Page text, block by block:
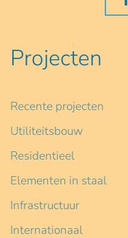
Projecten
Recente projecten
Utiliteitsbouw
Residentieel
Elementen in staal
Infrastructuur
Internationaal